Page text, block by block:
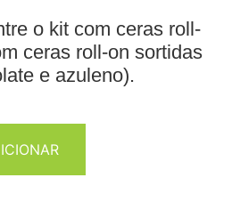
o kit com ceras roll-
ceras roll-on sortidas
e azuleno).